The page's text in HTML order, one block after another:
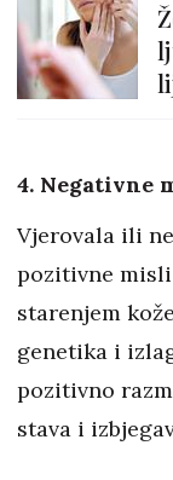
4. Negativne
Vjerovala ili
pozitivne
starenjem
genetika i
pozitivno
stava i